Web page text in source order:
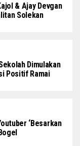
& Ajay Devgan
Solekan
Dimulakan
Positif Ramai
‘Besarkan